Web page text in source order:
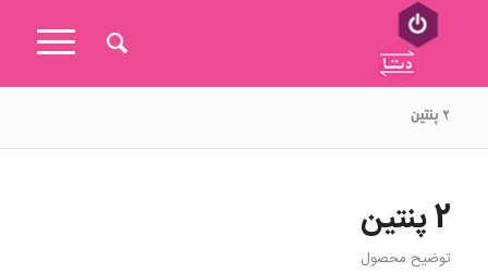
۲ پنتین
2 پنتین
توضیح محصول